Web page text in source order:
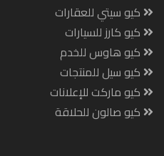
كيو سيتي للعقارات
كيو كارز للسيارات
كيو هاوس للخدم
كيو سيل للمنتجات
كيو ماركت للإعلانات
كيو صالون للحلاقة